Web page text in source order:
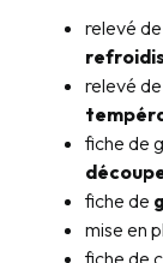
relevé
relevé
fiche de
fiche de
mise en